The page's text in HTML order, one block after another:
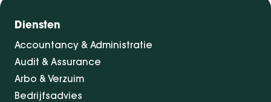
Diensten
Accountancy & Administratie
Audit & Assurance
Arbo & Verzuim
Bedrijfsadvies